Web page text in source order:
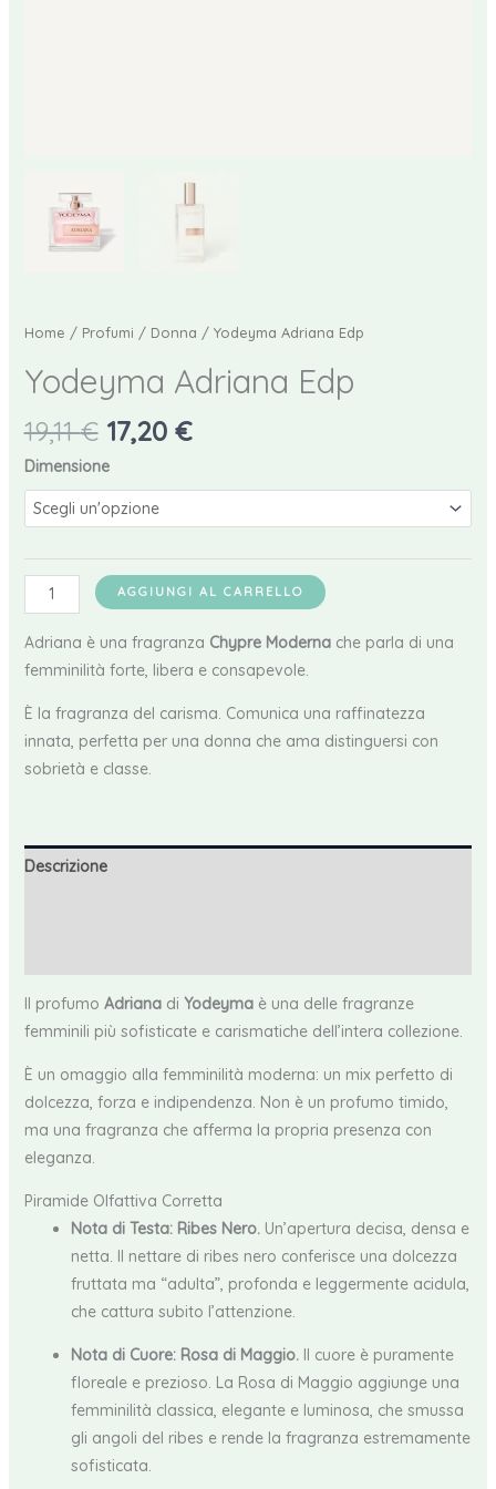
Home / Profumi / Donna / Yodeyma Adriana Edp
Yodeyma Adriana Edp
19,11€ Il
prezzo
originale
era:
17,20 €Il
attuale
Dimensione
Yodeyma
Adriana
Edp
quantità
AGGIUNGI AL CARRELLO
Adriana è una fragranza Chypre Modernache parla di una
femminilità forte, libera e consapevole.
È la fragranza del carisma. Comunica una raffinatezza
innata, perfetta per una donna che ama distinguersi con
sobrietà e classe.
Descrizione
Il profumo Adrianadi Yodeymaè una delle fragranze
femminili più sofisticate e carismatiche dell’intera collezione.
È un omaggio alla femminilità moderna: un mix perfetto di
dolcezza, forza e indipendenza. Non è un profumo timido,
ma una fragranza che afferma la propria presenza con
eleganza.
Piramide Olfattiva Corretta
Nota di Testa: Ribes Nero.Un’apertura decisa, densa e
netta. Il nettare di ribes nero conferisce una dolcezza
fruttata ma “adulta”, profonda e leggermente acidula,
che cattura subito l’attenzione.
Nota di Cuore: Rosa di Maggio.Il cuore è puramente
floreale e prezioso. La Rosa di Maggio aggiunge una
femminilità classica, elegante e luminosa, che smussa
gli angoli del ribes e rende la fragranza estremamente
sofisticata.